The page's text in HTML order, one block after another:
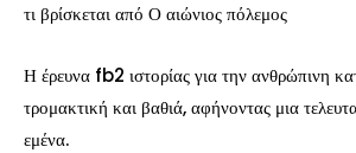
τι βρίσκεται από Ο αιώνιος πόλεμος
Η έρευνα fb2 ιστορίας για την ανθρώπινη
τρομακτική και βαθιά, αφήνοντας μια
εμένα.